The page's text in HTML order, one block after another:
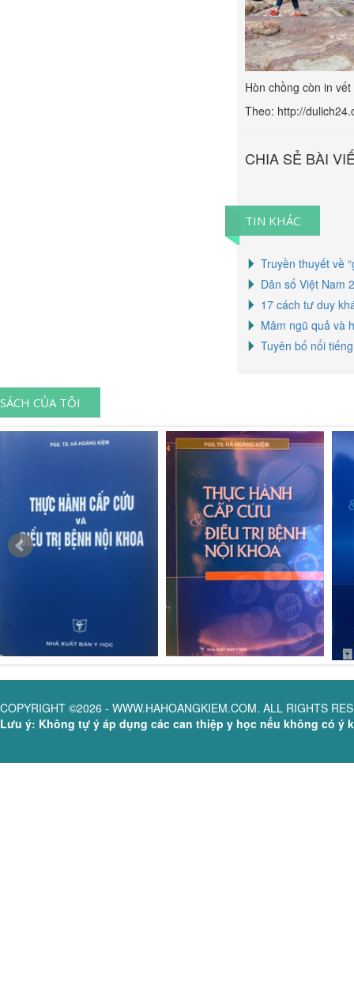
Hòn chồng còn in
Theo: http://
CHIA SẺ BÀI
TIN KHÁC
Truyền thuyết về
Dân số Việt Nam
17 cách tư duy
Mâm ngũ quả và
Tuyên bố nổi
SÁCH CỦA TÔI
COPYRIGHT ©2026 - WWW.HAHOANGKIEM.COM. ALL RIGHTS
Lưu ý: Không tự ý áp dụng các can thiệp y học nếu không có ý